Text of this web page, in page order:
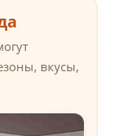
вкусы,